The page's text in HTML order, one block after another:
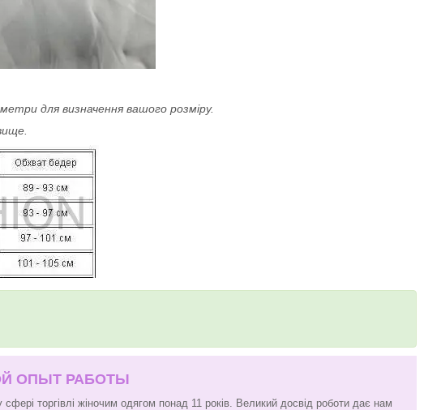
для визначення вашого розміру.
ОПЫТ РАБОТЫ
торгівлі жіночим одягом понад 11 років. Великий досвід роботи дає нам